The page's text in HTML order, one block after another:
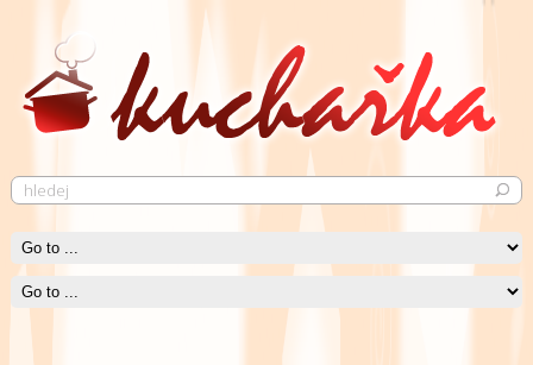
Pečené kuře
Krásně křupavé pečené kuře neurazí snád žádného jedlíka.